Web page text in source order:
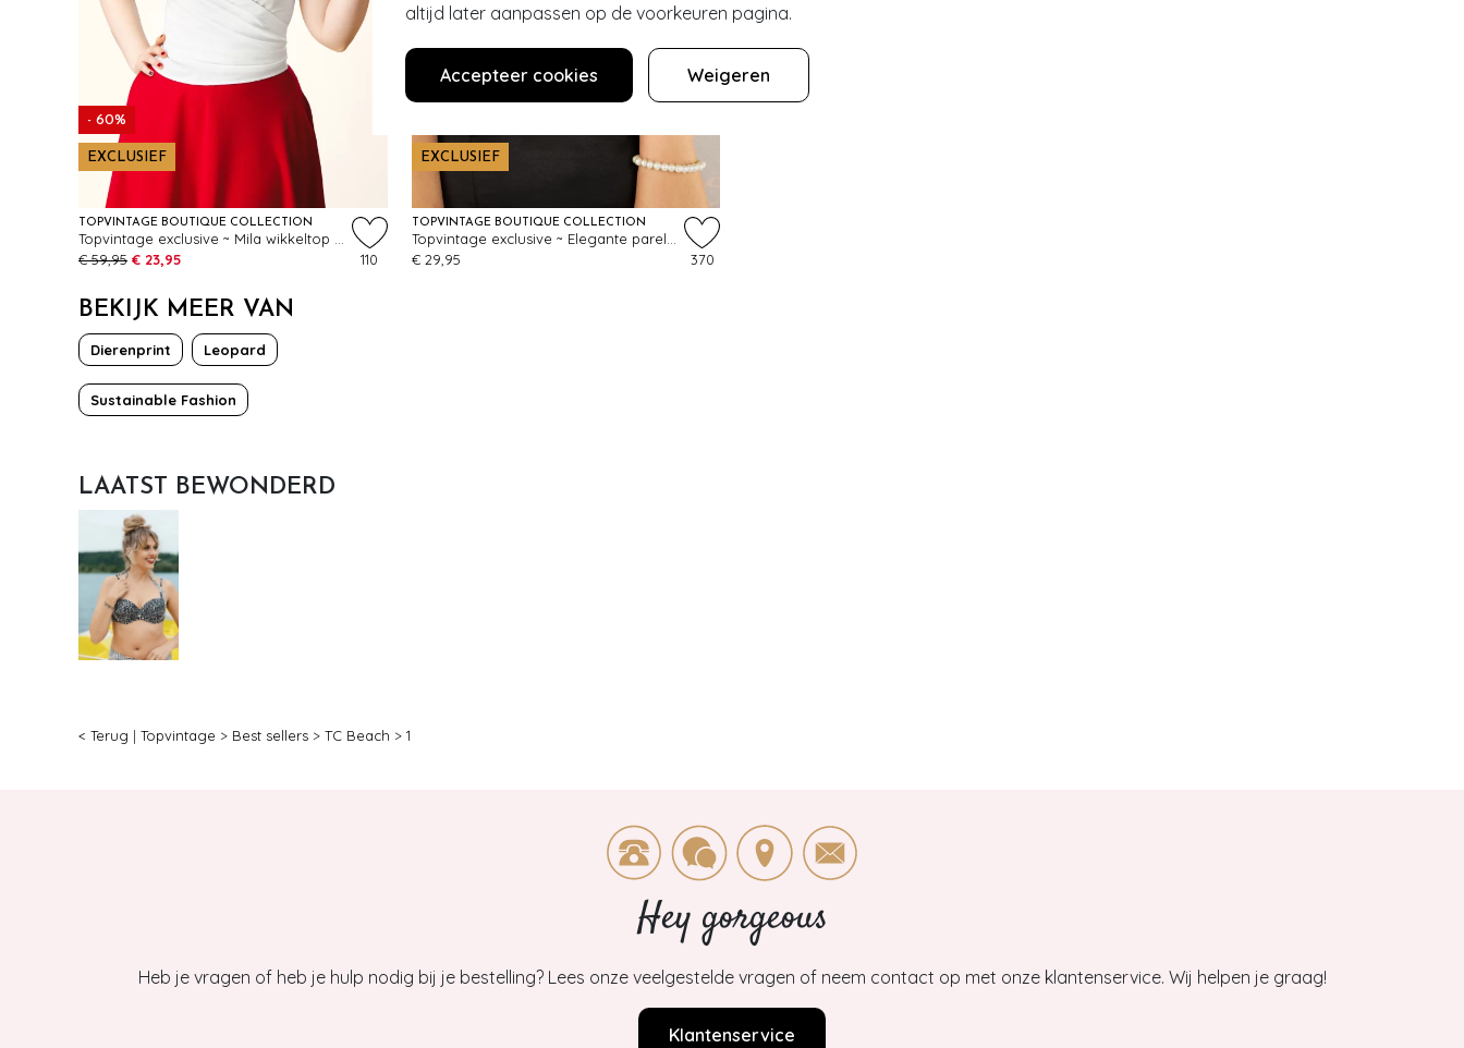
altijd later aanpassen op de voorkeuren pagina.
Accepteer cookies Weigeren
- 60%
EXCLUSIEF
TOPVINTAGE BOUTIQUE COLLECTION
Topvintage exclusive ~ Mila wikkeltop in wit
€ 59,95 € 23,95 110
EXCLUSIEF
TOPVINTAGE BOUTIQUE COLLECTION
Topvintage exclusive ~ Elegante parelketting in ivoor
€ 29,95
370
BEKIJK MEER VAN
Dierenprint Leopard
Sustainable Fashion
LAATST BEWONDERD
< Terug | Topvintage > Best sellers > TC Beach > 1
Hey gorgeous
Heb je vragen of heb je hulp nodig bij je bestelling? Lees onze veelgestelde vragen of neem contact op met onze klantenservice. Wij helpen je graag!
Klantenservice